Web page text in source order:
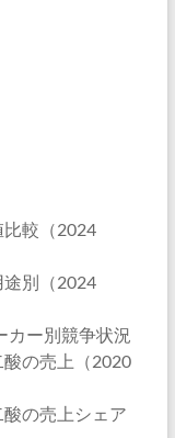
比較（2024
途別（2024
カー別競争状況
酸の売上（2020
の売上シェア